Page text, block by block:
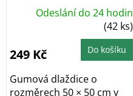
Odeslání do 24 hodin
(42 ks)
249 Kč Do košíku
Gumová dlaždice o
rozměrech 50 × 50 cm v